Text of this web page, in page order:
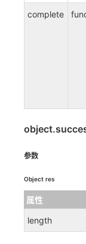
complete
参数
Object res
属性
length